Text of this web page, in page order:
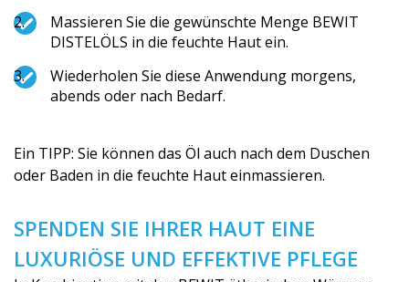
Massieren Sie die gewünschte Menge BEWIT
DISTELÖLS in die feuchte Haut ein.
Wiederholen Sie diese Anwendung morgens,
abends oder nach Bedarf.
Ein TIPP: Sie können das Öl auch nach dem Duschen
oder Baden in die feuchte Haut einmassieren.
SPENDEN SIE IHRER HAUT EINE
LUXURIÖSE UND EFFEKTIVE PFLEGE